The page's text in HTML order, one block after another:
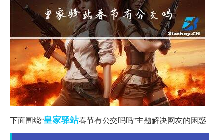
下面围绕“皇家驿站春节有公交吗吗”主题解决网友的困惑